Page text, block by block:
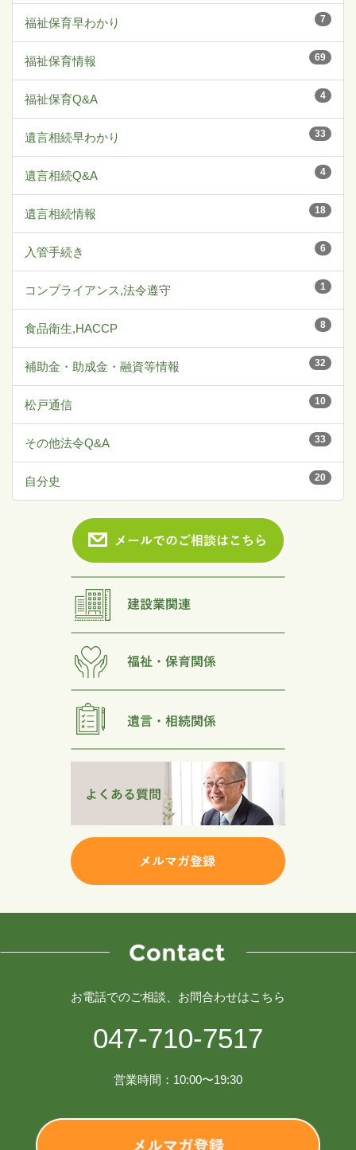
7
福祉保育早わかり
69
福祉保育情報
4
福祉保育Q&A
33
遺言相続早わかり
4
遺言相続Q&A
18
遺言相続情報
6
入管手続き
1
コンプライアンス,法令遵守
8
食品衛生,HACCP
32
補助金・助成金・融資等情報
10
松戸通信
33
その他法令Q&A
20
自分史
お電話でのご相談、お問合わせはこちら
047-710-7517
営業時間：10:00〜19:30